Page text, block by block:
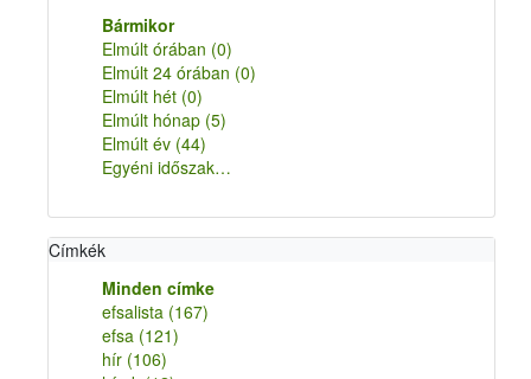
Bármikor
Elmúlt órában (0)
Elmúlt 24 órában (0)
Elmúlt hét (0)
Elmúlt hónap (5)
Elmúlt év (44)
Egyéni időszak…
Címkék
Minden címke
efsalista (167)
efsa (121)
hír (106)